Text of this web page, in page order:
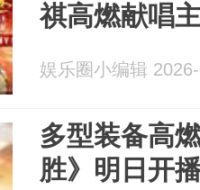
祺高燃献唱
娱乐圈小编辑
多型装备高
胜》明日开